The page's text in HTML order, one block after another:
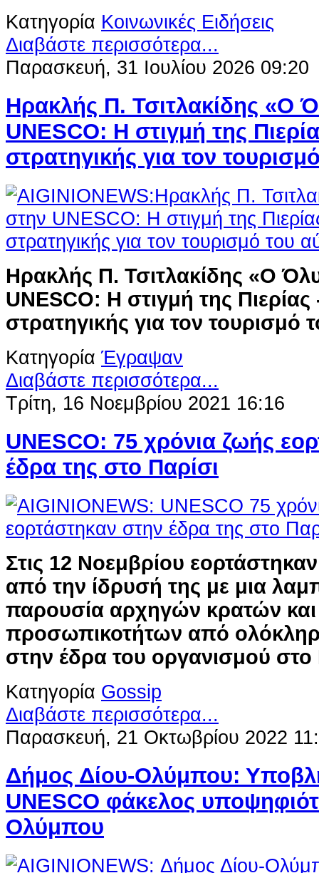
Κατηγορία Κοινωνικές Ειδήσεις
Διαβάστε περισσότερα...
Παρασκευή, 31 Ιουλίου 2026 09:20
Ηρακλής Π. Τσιτλακίδης «Ο
UNESCO: Η στιγμή της
στρατηγικής για τον
Ηρακλής Π. Τσιτλακίδης «Ο
UNESCO: Η στιγμή της
στρατηγικής για τον τουρισμό
Κατηγορία Έγραψαν
Διαβάστε περισσότερα...
Τρίτη, 16 Νοεμβρίου 2021 16:16
UNESCO: 75 χρόνια ζωής
έδρα της στο Παρίσι
Στις 12 Νοεμβρίου
από την ίδρυσή της με μια
παρουσία αρχηγών κρατών
προσωπικοτήτων από
στην έδρα του οργανισμού στο
Κατηγορία Gossip
Διαβάστε περισσότερα...
Παρασκευή, 21 Οκτωβρίου 2022
Δήμος Δίου-Ολύμπου:
UNESCO φάκελος
Ολύμπου